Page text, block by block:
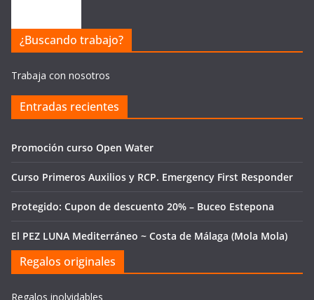
¿Buscando trabajo?
Trabaja con nosotros
Entradas recientes
Promoción curso Open Water
Curso Primeros Auxilios y RCP. Emergency First Responder
Protegido: Cupon de descuento 20% – Buceo Estepona
El PEZ LUNA Mediterráneo ~ Costa de Málaga (Mola Mola)
Regalos originales
Regalos inolvidables